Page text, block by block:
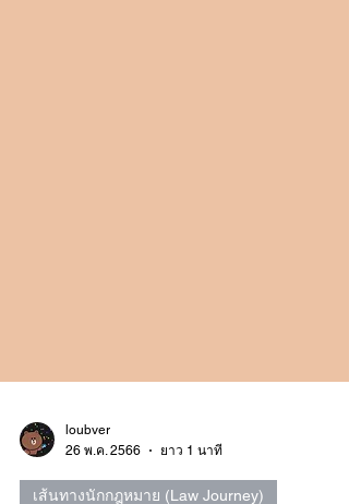
26 พ.ค. 2566
ยาว 1 นาที